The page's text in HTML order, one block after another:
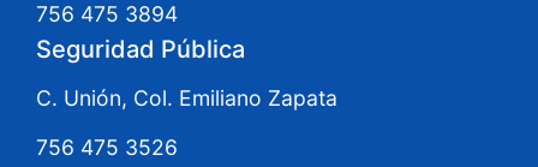
756 475 3894
Seguridad Pública
C. Unión, Col. Emiliano Zapata
756 475 3526